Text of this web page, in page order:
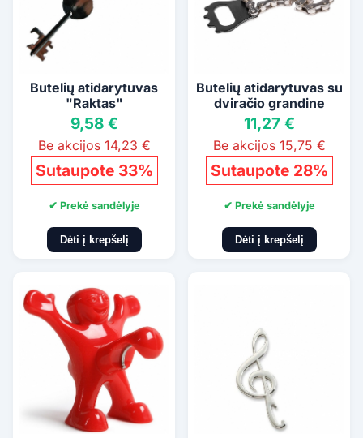
Butelių atidarytuvas
"Raktas"
9,58 €
Be akcijos 14,23 €
Sutaupote 33%
✔ Prekė sandėlyje
Dėti į krepšelį
Butelių atidarytuvas su
dviračio grandine
11,27 €
Be akcijos 15,75 €
Sutaupote 28%
✔ Prekė sandėlyje
Dėti į krepšelį